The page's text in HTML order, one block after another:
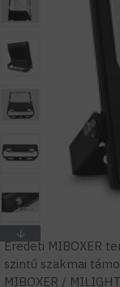
Eredeti MIBOXER
szintű szakmai
MIBOXER /